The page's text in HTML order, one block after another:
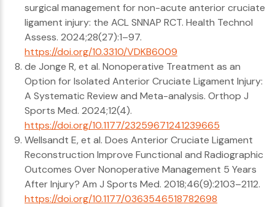
surgical management for non-acute anterior cruciate
ligament injury: the ACL SNNAP RCT. Health Technol
Assess. 2024;28(27):1–97.
https://doi.org/10.3310/VDKB6009
de Jonge R, et al. Nonoperative Treatment as an
Option for Isolated Anterior Cruciate Ligament Injury:
A Systematic Review and Meta-analysis. Orthop J
Sports Med. 2024;12(4).
https://doi.org/10.1177/23259671241239665
Wellsandt E, et al. Does Anterior Cruciate Ligament
Reconstruction Improve Functional and Radiographic
Outcomes Over Nonoperative Management 5 Years
After Injury? Am J Sports Med. 2018;46(9):2103–2112.
https://doi.org/10.1177/0363546518782698